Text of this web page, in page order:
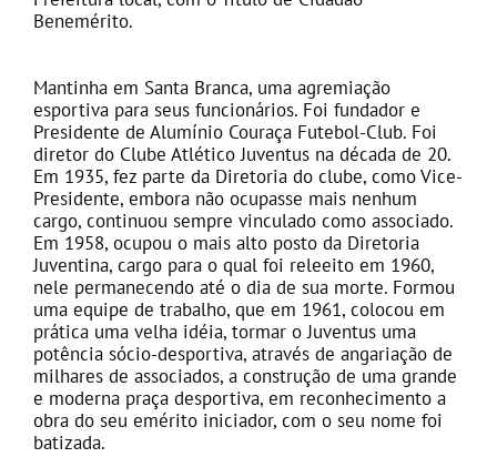
Benemérito.
Mantinha em Santa Branca, uma agremiação
esportiva para seus funcionários. Foi fundador e
Presidente de Alumínio Couraça Futebol-Club. Foi
diretor do Clube Atlético Juventus na década de 20.
Em 1935, fez parte da Diretoria do clube, como Vice-
Presidente, embora não ocupasse mais nenhum
cargo, continuou sempre vinculado como associado.
Em 1958, ocupou o mais alto posto da Diretoria
Juventina, cargo para o qual foi releeito em 1960,
nele permanecendo até o dia de sua morte. Formou
uma equipe de trabalho, que em 1961, colocou em
prática uma velha idéia, tormar o Juventus uma
potência sócio-desportiva, através de angariação de
milhares de associados, a construção de uma grande
e moderna praça desportiva, em reconhecimento a
obra do seu emérito iniciador, com o seu nome foi
batizada.